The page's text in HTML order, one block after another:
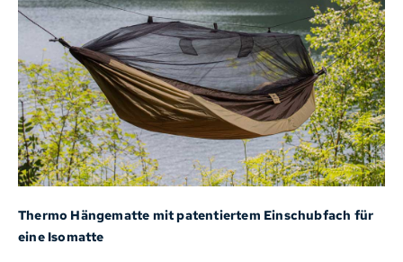
Thermo Hängematte mit patentiertem Einschubfach für
eine Isomatte